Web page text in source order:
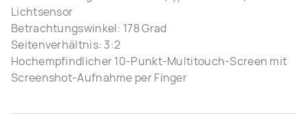
Lichtsensor
Betrachtungswinkel: 178 Grad
Seitenverhältnis: 3:2
Hochempfindlicher 10-Punkt-Multitouch-Screen mit
Screenshot-Aufnahme per Finger